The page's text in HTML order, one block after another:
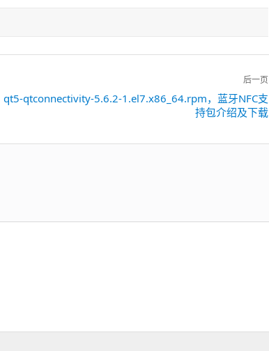
后一页
下qt5-qtconnectivity-5.6.2-1.el7.x86_64.rpm，蓝牙NFC支
持包介绍及下载